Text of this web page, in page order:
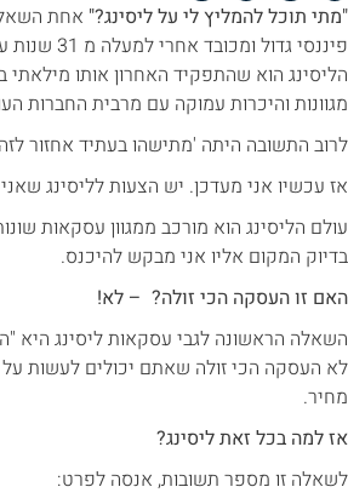
"מתי תוכל להמליץ לי על ליסינג?" אחת
פיננסי
הליסינג הוא שהתפקיד האחרון אותו מילאתי
מגוונות והיכרות עמוקה עם מרבית החברות
לרוב התשובה היתה 'מתישהו בעתיד אחזור
אז עכשיו אני מעדכן. יש הצעות לליסינג
עולם הליסינג הוא מורכב ממגוון עסקאות
בדיוק המקום אליו אני מבקש להיכנס.
האם זו העסקה הכי זולה? – לא!
השאלה הראשונה לגבי עסקאות ליסינג היא
לא העסקה הכי זולה שאתם יכולים לעשות
מחיר.
אז למה בכל זאת ליסינג?
לשאלה זו מספר תשובות, אנסה לפרט: